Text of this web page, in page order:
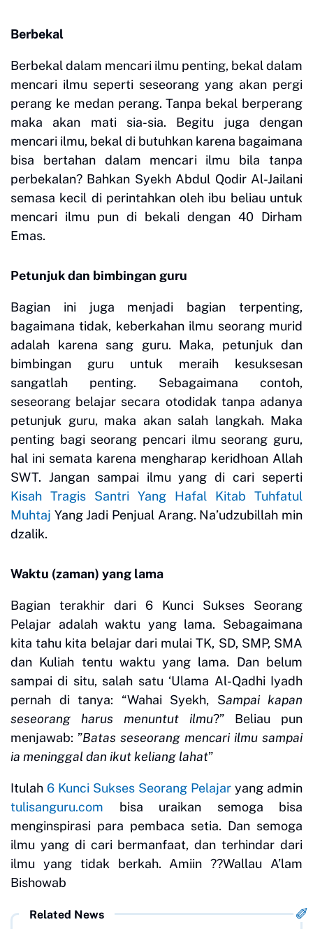
Berbekal
Berbekal dalam mencari ilmu penting, bekal dalam
mencari ilmu seperti seseorang yang akan pergi
perang ke medan perang. Tanpa bekal berperang
maka akan mati sia-sia. Begitu juga dengan
mencari ilmu, bekal di butuhkan karena bagaimana
bisa bertahan dalam mencari ilmu bila tanpa
perbekalan? Bahkan Syekh Abdul Qodir Al-Jailani
semasa kecil di perintahkan oleh ibu beliau untuk
mencari ilmu pun di bekali dengan 40 Dirham
Emas.
Petunjuk dan bimbingan guru
Bagian ini juga menjadi bagian terpenting,
bagaimana tidak, keberkahan ilmu seorang murid
adalah karena sang guru. Maka, petunjuk dan
bimbingan guru untuk meraih kesuksesan
sangatlah penting. Sebagaimana contoh,
seseorang belajar secara otodidak tanpa adanya
petunjuk guru, maka akan salah langkah. Maka
penting bagi seorang pencari ilmu seorang guru,
hal ini semata karena mengharap keridhoan Allah
SWT. Jangan sampai ilmu yang di cari seperti
Kisah Tragis Santri Yang Hafal Kitab Tuhfatul
Muhtaj Yang Jadi Penjual Arang. Na’udzubillah min
dzalik.
Waktu (zaman) yang lama
Bagian terakhir dari 6 Kunci Sukses Seorang
Pelajar adalah waktu yang lama. Sebagaimana
kita tahu kita belajar dari mulai TK, SD, SMP, SMA
dan Kuliah tentu waktu yang lama. Dan belum
sampai di situ, salah satu ‘Ulama Al-Qadhi Iyadh
pernah di tanya: “Wahai Syekh, Sampai kapan
seseorang harus menuntut ilmu?” Beliau pun
menjawab: ”Batas seseorang mencari ilmu sampai
ia meninggal dan ikut keliang lahat”
Itulah 6 Kunci Sukses Seorang Pelajar yang admin
tulisanguru.com bisa uraikan semoga bisa
menginspirasi para pembaca setia. Dan semoga
ilmu yang di cari bermanfaat, dan terhindar dari
ilmu yang tidak berkah. Amiin ??Wallau A’lam
Bishowab
Related News